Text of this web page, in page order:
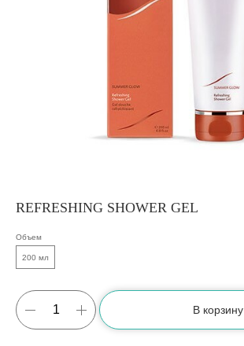
REFRESHING SHOWER GEL
Объем
200 мл
В корзину